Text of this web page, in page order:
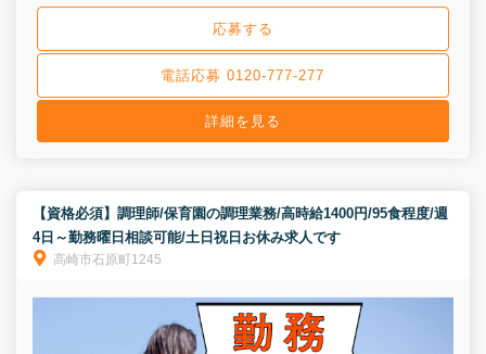
応募する
電話応募 0120-777-277
詳細を見る
【資格必須】調理師/保育園の調理業務/高時給1400円/95食程度/週
4日～勤務曜日相談可能/土日祝日お休み求人です
高崎市石原町1245